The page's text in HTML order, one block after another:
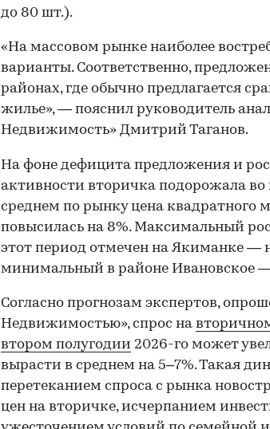
до 80 шт.).
«На массовом рынке наиболее
варианты. Соответственно,
районах, где обычно предлагается
жилье», — пояснил руководитель
Недвижимость» Дмитрий Таганов.
На фоне дефицита предложения и
активности вторичка подорожала
среднем по рынку цена квадратного
повысилась на 8%. Максимальный
этот период отмечен на Якиманке —
минимальный в районе Ивановское —
Согласно прогнозам экспертов,
Недвижимостью», спрос на
втором полугодии 2026-го может
вырасти в среднем на 5–7%. Такая
перетеканием спроса с рынка
цен на вторичке, исчерпанием